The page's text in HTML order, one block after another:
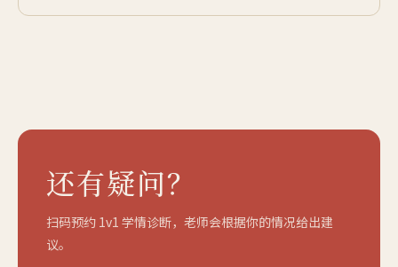
还有疑问？
扫码预约 1v1 学情诊断，老师会根据你的情况给出建
议。